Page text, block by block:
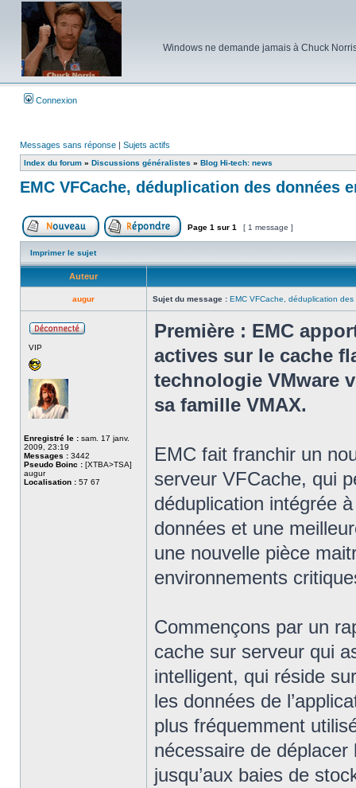
Windows ne demande jamais à Chuck
Connexion
Messages sans réponse | Sujets actifs
Index du forum » Discussions généralistes » Blog Hi-tech: news
EMC VFCache, déduplication des données
Poster un nouveau sujetRépondre au sujet
Page 1 sur 1 [ 1 message ]
Imprimer le sujet
Auteur
augur Sujet du message : EMC VFCache, déduplication
VIP
Enregistré le : sam. 17 janv.
2009, 23:19
Messages : 3442
Pseudo Boinc : [XTBA>TSA]
augur
Localisation : 57 67
Première : EMC
actives sur le cache
technologie VMware
sa famille VMAX.
EMC fait franchir un
serveur VFCache, qui
déduplication intégrée
données et une
une nouvelle pièce
environnements
Commençons par un
cache sur serveur qui
intelligent, qui réside
les données de
plus fréquemment
nécessaire de
jusqu’aux baies de